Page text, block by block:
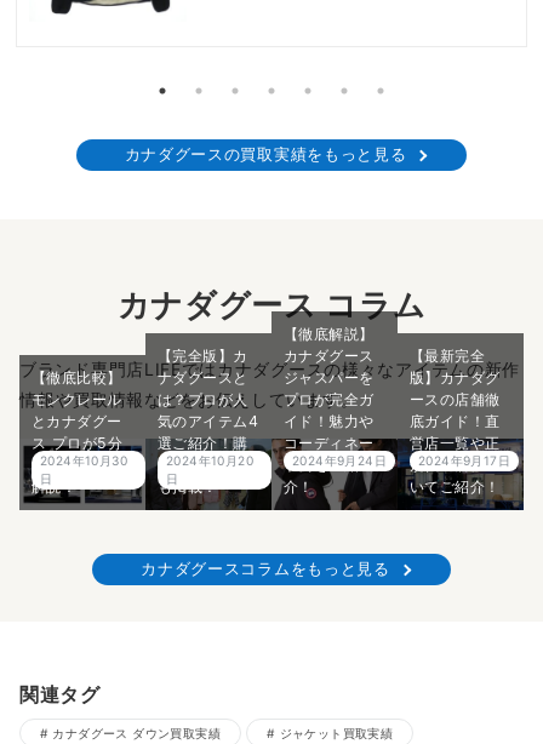
カナダグースの買取実績をもっと見る
カナダグース コラム
ブランド専門店LIFEではカナダグースの様々なアイテムの新作
情報や買取情報などをお伝えしています。
【徹底比較】
モンクレール
とカナダグー
ス プロが5分
で違いを完全
解説！
2024年10月30
日
【完全版】カ
ナダグースと
は？プロが人
気のアイテム4
選ご紹介！購
入者レビュー
も掲載！
2024年10月20
日
【徹底解説】
カナダグース
ジャスパーを
プロが完全ガ
イド！魅力や
コーディネー
ト例をご紹
介！
2024年9月24日
【最新完全
版】カナダグ
ースの店舗徹
底ガイド！直
営店一覧や正
規代理店につ
いてご紹介！
2024年9月17日
カナダグースコラムをもっと見る
関連タグ
カナダグース ダウン買取実績 ジャケット買取実績